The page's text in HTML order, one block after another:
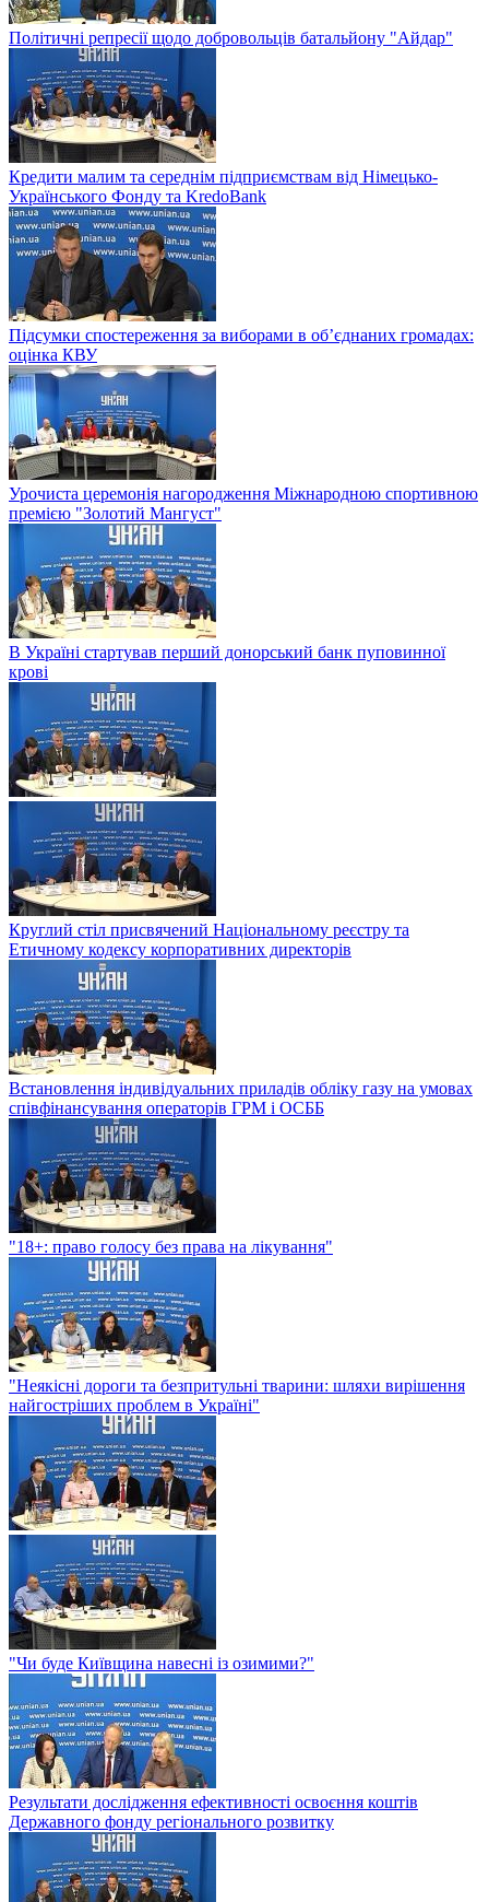
Політичні репресії щодо добровольців батальйону "Айдар"
Кредити малим та середнім підприємствам від Німецько-
Українського Фонду та KredoBank
Підсумки спостереження за виборами в об’єднаних громадах:
оцінка КВУ
Урочиста церемонія нагородження Міжнародною спортивною
премією "Золотий Мангуст"
В Україні стартував перший донорський банк пуповинної
крові
Круглий стіл присвячений Національному реєстру та
Етичному кодексу корпоративних директорів
Встановлення індивідуальних приладів обліку газу на умовах
співфінансування операторів ГРМ і ОСББ
"18+: право голосу без права на лікування"
"Неякісні дороги та безпритульні тварини: шляхи вирішення
найгостріших проблем в Україні"
"Чи буде Київщина навесні із озимими?"
Результати дослідження ефективності освоєння коштів
Державного фонду регіонального розвитку